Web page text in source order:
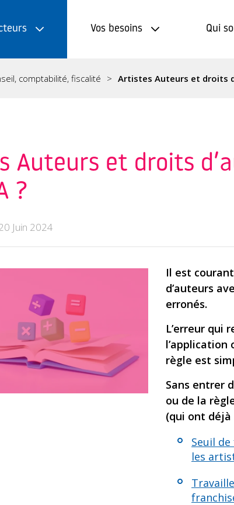
Vos besoins Qui
comptabilité, fiscalité Artistes Auteurs et droits
Auteurs et droits
?
Juin 2024
Il est
d’auteurs
erronés.
L’erreur qui
l’application
règle est
Sans entrer
ou de la
(qui ont
Seuil
les